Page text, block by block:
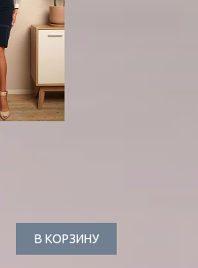
В КОРЗИНУ